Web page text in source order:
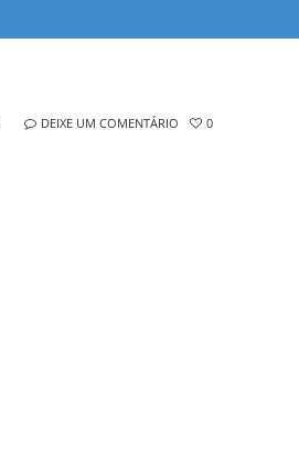
DEIXE UM COMENTÁRIO 0